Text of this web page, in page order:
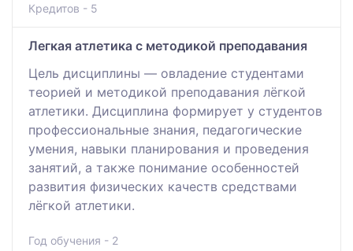
Кредитов - 5
Легкая атлетика с методикой преподавания
Цель дисциплины — овладение студентами
теорией и методикой преподавания лёгкой
атлетики. Дисциплина формирует у студентов
профессиональные знания, педагогические
умения, навыки планирования и проведения
занятий, а также понимание особенностей
развития физических качеств средствами
лёгкой атлетики.
Год обучения - 2